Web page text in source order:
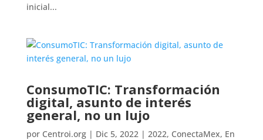
inicial...
ConsumoTIC: Transformación
digital, asunto de interés
general, no un lujo
por Centroi.org| Dic 5, 2022| 2022, ConectaMex, En